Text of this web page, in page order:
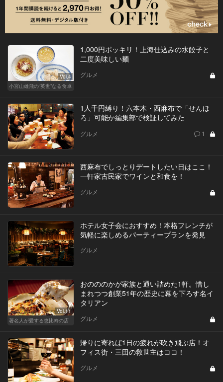
Vol.4
小宮山雄飛の“英世”なる食卓
1,000円ポッキリ！上海仕込みの水餃子と
二度美味しい麺
グルメ
1人千円縛り！六本木・西麻布で「せんほ
ろ」可能か編集部で検証してみた
グルメ 1
西麻布でしっとりデートしたい日はここ！
一軒家古民家でワインと和食を！
グルメ
ホテル女子会におすすめ！本格フレンチが
気軽に楽しめるパーティープランを発見
グルメ
Vol.11
著名人が愛する恵比寿の店
おのののかが家族と通い詰めた1軒。惜し
まれつつ創業51年の歴史に幕を下ろす名イ
タリアン
グルメ
帰りに寄れば1日の疲れが吹き飛ぶ店！オ
フィス街・三田の救世主はココ！
グルメ